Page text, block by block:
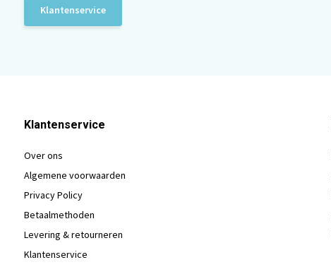
Klantenservice
Klantenservice
Over ons
Algemene voorwaarden
Privacy Policy
Betaalmethoden
Levering & retourneren
Klantenservice